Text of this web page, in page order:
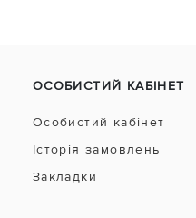
ОСОБИСТИЙ КАБІНЕТ
Особистий кабінет
Історія замовлень
Закладки